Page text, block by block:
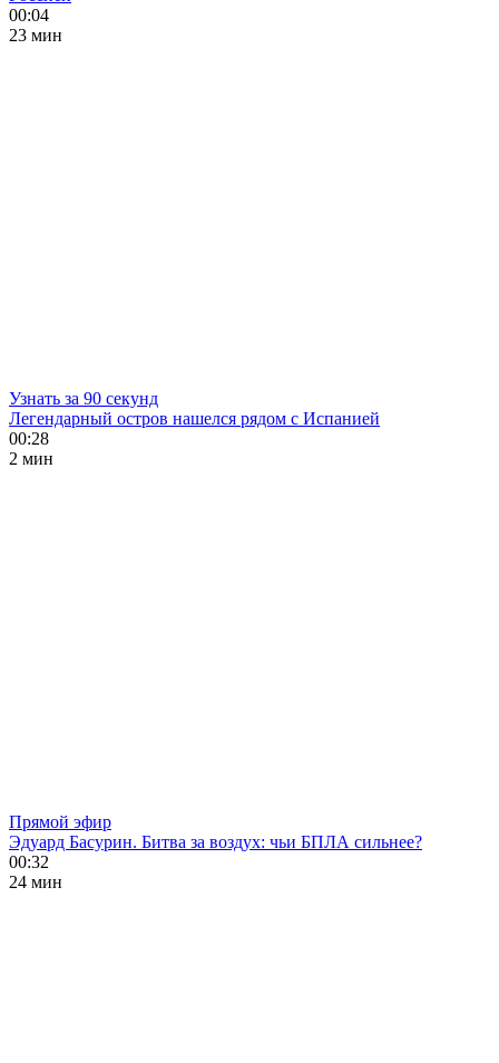
00:04
23 мин
Узнать за 90 секунд
Легендарный остров нашелся рядом с Испанией
00:28
2 мин
Прямой эфир
Эдуард Басурин. Битва за воздух: чьи БПЛА сильнее?
00:32
24 мин